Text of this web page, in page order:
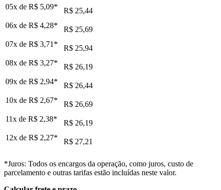
05x de R$ 5,09*
R$ 25,44
06x de R$ 4,28*
R$ 25,69
07x de R$ 3,71 *
R$ 25,94
08x de R$ 3,27*
R$ 26,19
09x de R$ 2,94*
R$ 26,44
10x de R$ 2,67*
R$ 26,69
11x de R$ 2,38*
R$ 26,19
12x de R$ 2,27* R$ 27,21
*Juros: Todos os encargos da operação, como juros, custo de
parcelamento e outras tarifas estão incluídas neste valor.